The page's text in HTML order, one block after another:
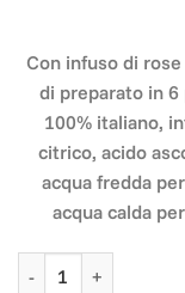
Con infuso di
di preparato in
100% italiano,
citrico, acido
acqua fredda
acqua calda